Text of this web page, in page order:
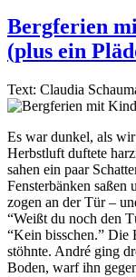
Bergferien
(plus ein
Text: Claudia
Es war dunkel, als
Herbstluft duftete
sahen ein paar
Fensterbänken
zogen an der Tür –
“Weißt du noch den
“Kein bisschen.” Die
stöhnte. André ging
Boden, warf ihn